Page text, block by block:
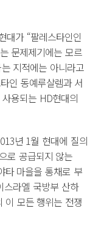
대가 “팔레스타인인
문제제기에는 모르
지적에는 아니라고
인 동예루살렘과 서
용되는 HD현대의
년 1월 현대에 질의
로 공급되지 않는
타 마을을 통채로 부
스라엘 국방부 산하
이 모든 행위는 전쟁